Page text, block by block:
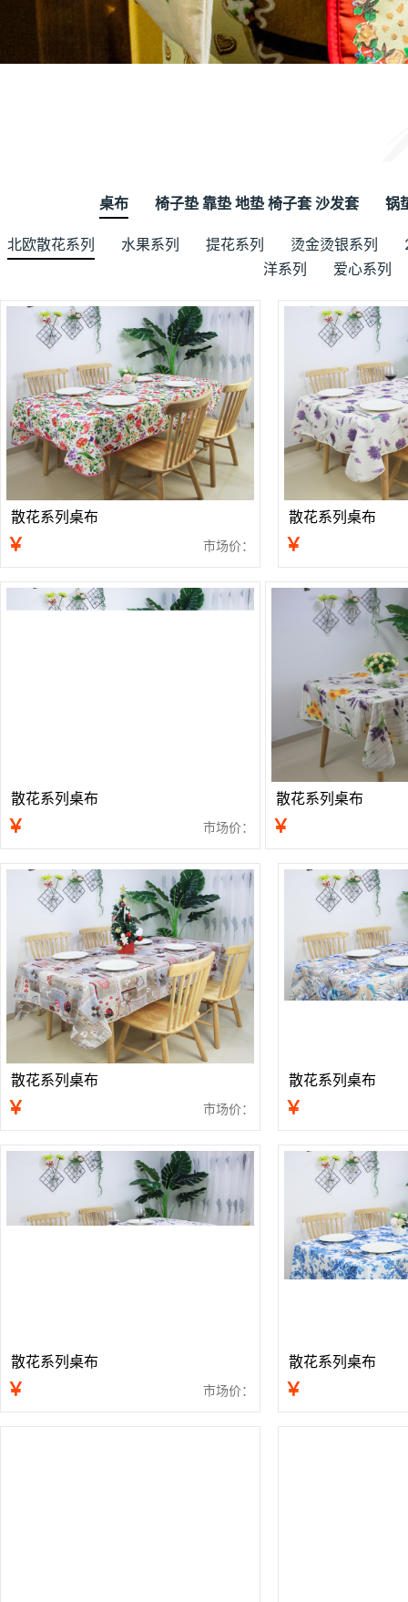
桌布 椅子垫 靠垫 地垫 椅子套 沙发套 锅
北欧散花系列 水果系列 提花系列 烫金烫银系列
洋系列
爱心系列
散花系列桌布
￥ 市场价：
散花系列桌布
￥
散花系列桌布
￥ 市场价：
散花系列桌布
￥
散花系列桌布
￥ 市场价：
散花系列桌布
￥
散花系列桌布
￥ 市场价：
散花系列桌布
￥